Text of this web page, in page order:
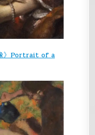
》Portrait of a